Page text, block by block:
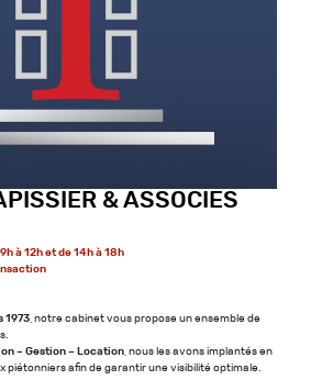
& ASSOCIES
à 12h et de 14h à 18h
1973 , notre cabinet vous propose un ensemble de
– Gestion – Location , nous les avons implantés en
piétonniers afin de garantir une visibilité optimale.